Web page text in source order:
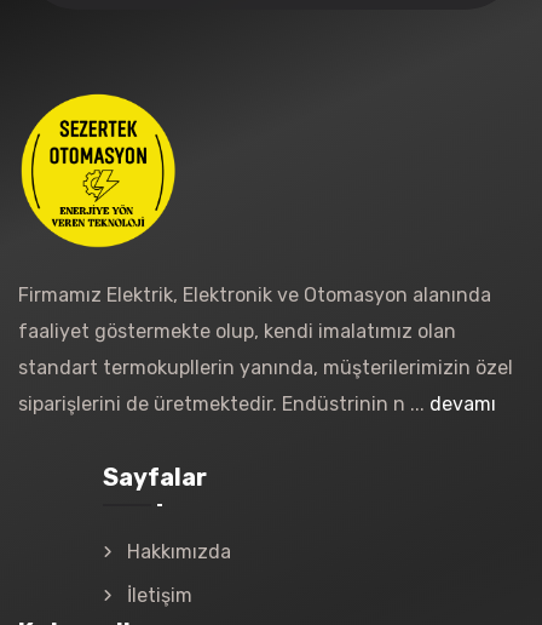
Firmamız Elektrik, Elektronik ve Otomasyon alanında
faaliyet göstermekte olup, kendi imalatımız olan
standart termokupllerin yanında, müşterilerimizin özel
siparişlerini de üretmektedir. Endüstrinin n ... devamı
Sayfalar
Hakkımızda
İletişim